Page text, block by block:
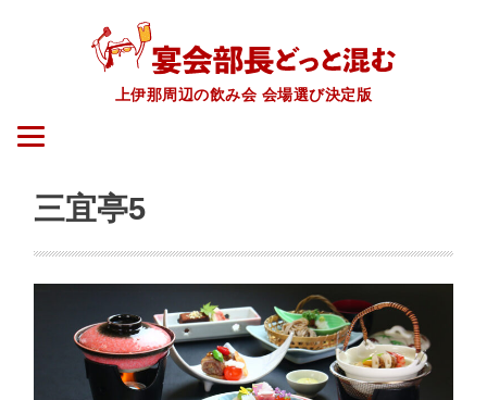
上伊那周辺の飲み会 会場選び決定版
三宜亭5